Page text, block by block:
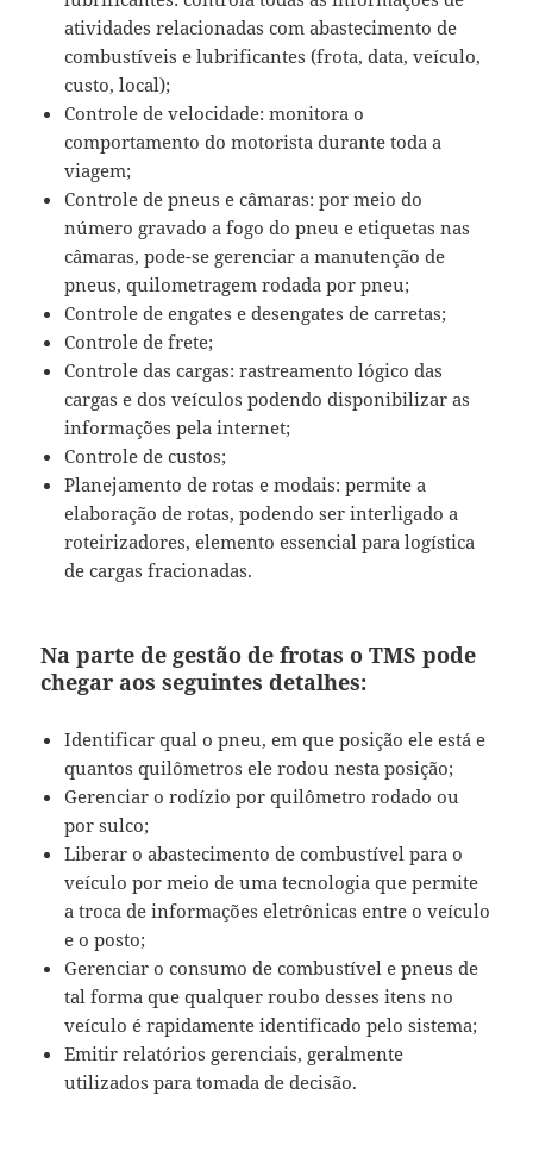
atividades relacionadas com abastecimento de
combustíveis e lubrificantes (frota, data, veículo,
custo, local);
Controle de velocidade: monitora o
comportamento do motorista durante toda a
viagem;
Controle de pneus e câmaras: por meio do
número gravado a fogo do pneu e etiquetas nas
câmaras, pode-se gerenciar a manutenção de
pneus, quilometragem rodada por pneu;
Controle de engates e desengates de carretas;
Controle de frete;
Controle das cargas: rastreamento lógico das
cargas e dos veículos podendo disponibilizar as
informações pela internet;
Controle de custos;
Planejamento de rotas e modais: permite a
elaboração de rotas, podendo ser interligado a
roteirizadores, elemento essencial para logística
de cargas fracionadas.
Na parte de gestão de frotas o TMS pode
chegar aos seguintes detalhes:
Identificar qual o pneu, em que posição ele está e
quantos quilômetros ele rodou nesta posição;
Gerenciar o rodízio por quilômetro rodado ou
por sulco;
Liberar o abastecimento de combustível para o
veículo por meio de uma tecnologia que permite
a troca de informações eletrônicas entre o veículo
e o posto;
Gerenciar o consumo de combustível e pneus de
tal forma que qualquer roubo desses itens no
veículo é rapidamente identificado pelo sistema;
Emitir relatórios gerenciais, geralmente
utilizados para tomada de decisão.